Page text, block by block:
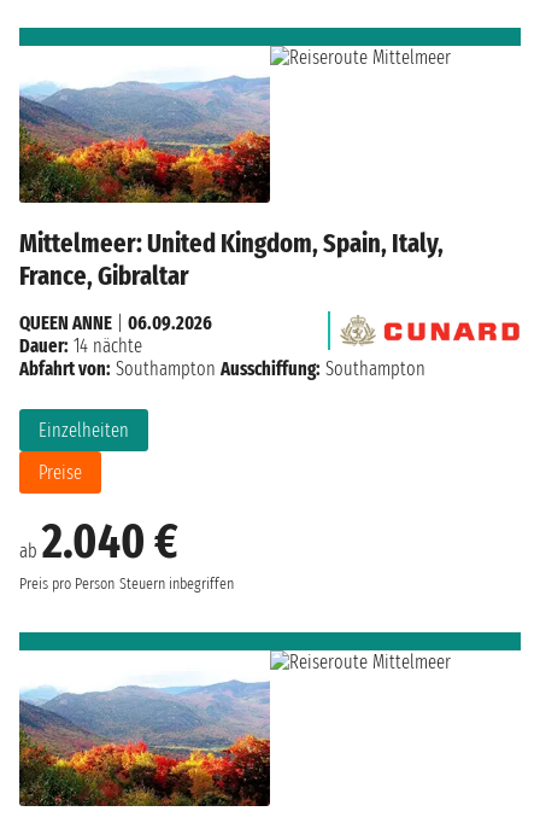
Mittelmeer: United Kingdom, Spain, Italy,
France, Gibraltar
ab 2.040 €
Preis pro Person Steuern inbegriffen
Einzelheiten
Preise
QUEEN ANNE
06.09.2026
Dauer: 14 nächte
Abfahrt von: Southampton Ausschiffung: Southampton